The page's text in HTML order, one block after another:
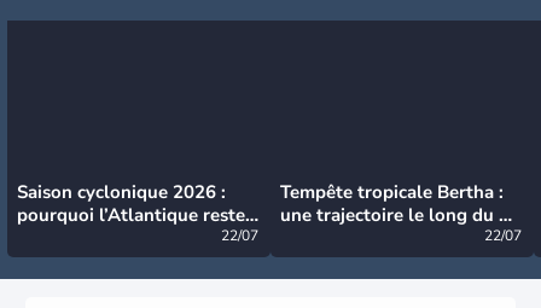
Saison cyclonique 2026 :
pourquoi l’Atlantique reste
22/07
Tempête tropicale Bertha :
une trajectoire le long du du
22/07